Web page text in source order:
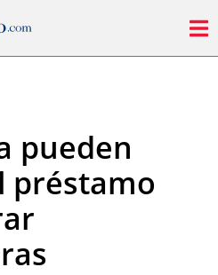
pueden
préstamo